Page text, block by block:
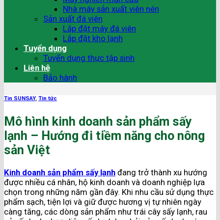
Nhà máy sản xuất viên nén
Sản xuất đá viên
Lắp đặt máy đá viên
Lắp đặt kho lạnh
Tuyển dụng
Tuyển dụng thực tập sinh
Liên hệ
Bảo hành
Tin SUNSAY, Tin tức
Mô hình kinh doanh sản phẩm sấy
lạnh – Hướng đi tiềm năng cho nông
sản Việt
Kinh doanh sản phẩm sấy lạnh đang trở thành xu hướng
được nhiều cá nhân, hộ kinh doanh và doanh nghiệp lựa
chọn trong những năm gần đây. Khi nhu cầu sử dụng thực
phẩm sạch, tiện lợi và giữ được hương vị tự nhiên ngày
càng tăng, các dòng sản phẩm như trái cây sấy lạnh, rau